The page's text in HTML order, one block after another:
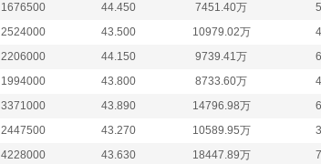
1676500 44.450 7451.40万
2524000 43.500 10979.02万
2206000 44.150 9739.41万
1994000 43.800 8733.60万
3371000 43.890 14796.98万
2447500 43.270 10589.95万
4228000 43.630 18447.89万